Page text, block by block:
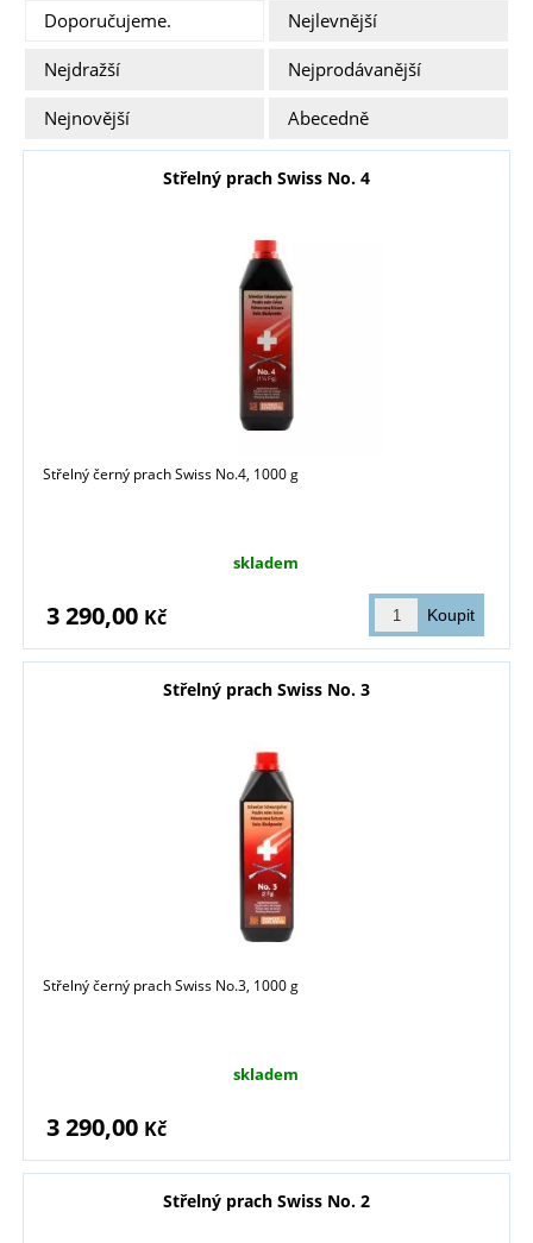
Doporučujeme.
Nejlevnější
Nejdražší
Nejprodávanější
Nejnovější
Abecedně
Střelný prach Swiss No. 4
Střelný černý prach Swiss No.4, 1000 g
skladem
3 290,00 Kč
Střelný prach Swiss No. 3
Střelný černý prach Swiss No.3, 1000 g
skladem
3 290,00 Kč
Střelný prach Swiss No. 2